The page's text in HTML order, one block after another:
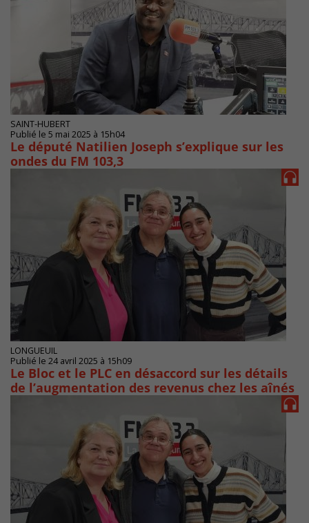
SAINT-HUBERT
Publié le 5 mai 2025 à 15h04
Le député Natilien Joseph s’explique sur les
ondes du FM 103,3
LONGUEUIL
Publié le 24 avril 2025 à 15h09
Le Bloc et le PLC en désaccord sur les détails
de l’augmentation des revenus chez les aînés